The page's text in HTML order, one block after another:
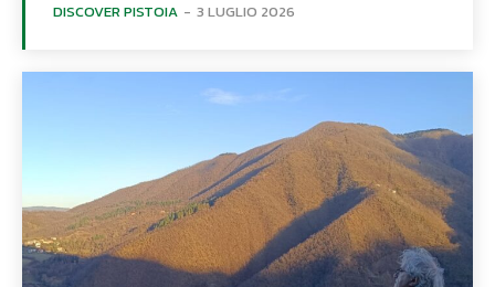
DISCOVER PISTOIA - 3 LUGLIO 2026